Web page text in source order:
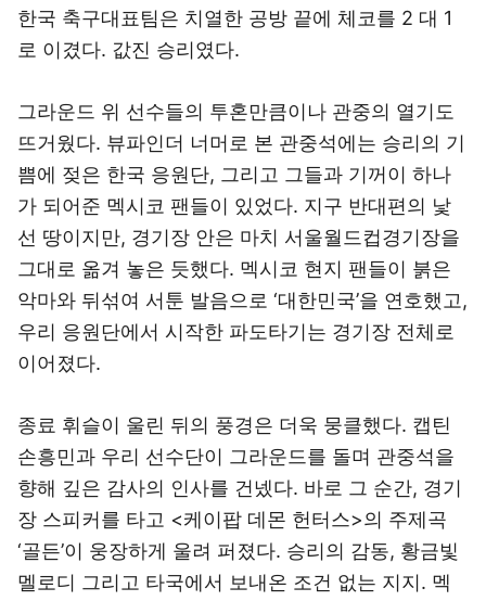
한국 축구대표팀은 치열한 공방 끝에 체코를 2 대 1
로 이겼다. 값진 승리였다.
그라운드 위 선수들의 투혼만큼이나 관중의 열기도
뜨거웠다. 뷰파인더 너머로 본 관중석에는 승리의 기
쁨에 젖은 한국 응원단, 그리고 그들과 기꺼이 하나
가 되어준 멕시코 팬들이 있었다. 지구 반대편의 낯
선 땅이지만, 경기장 안은 마치 서울월드컵경기장을
그대로 옮겨 놓은 듯했다. 멕시코 현지 팬들이 붉은
악마와 뒤섞여 서툰 발음으로 ‘대한민국’을 연호했고,
우리 응원단에서 시작한 파도타기는 경기장 전체로
이어졌다.
종료 휘슬이 울린 뒤의 풍경은 더욱 뭉클했다. 캡틴
손흥민과 우리 선수단이 그라운드를 돌며 관중석을
향해 깊은 감사의 인사를 건넸다. 바로 그 순간, 경기
장 스피커를 타고 <케이팝 데몬 헌터스>의 주제곡
‘골든’이 웅장하게 울려 퍼졌다. 승리의 감동, 황금빛
멜로디 그리고 타국에서 보내온 조건 없는 지지. 멕